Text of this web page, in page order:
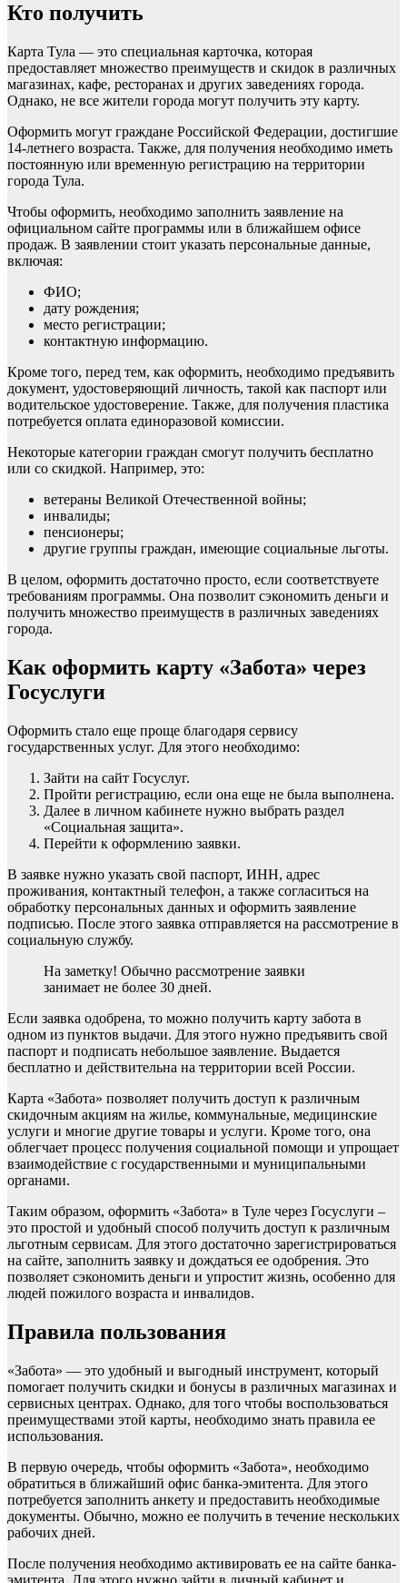
Кто получить
Карта Тула — это специальная карточка, которая
предоставляет множество преимуществ и скидок в различных
магазинах, кафе, ресторанах и других заведениях города.
Однако, не все жители города могут получить эту карту.
Оформить могут граждане Российской Федерации, достигшие
14-летнего возраста. Также, для получения необходимо иметь
постоянную или временную регистрацию на территории
города Тула.
Чтобы оформить, необходимо заполнить заявление на
официальном сайте программы или в ближайшем офисе
продаж. В заявлении стоит указать персональные данные,
включая:
ФИО;
дату рождения;
место регистрации;
контактную информацию.
Кроме того, перед тем, как оформить, необходимо предъявить
документ, удостоверяющий личность, такой как паспорт или
водительское удостоверение. Также, для получения пластика
потребуется оплата единоразовой комиссии.
Некоторые категории граждан смогут получить бесплатно
или со скидкой. Например, это:
ветераны Великой Отечественной войны;
инвалиды;
пенсионеры;
другие группы граждан, имеющие социальные льготы.
В целом, оформить достаточно просто, если соответствуете
требованиям программы. Она позволит сэкономить деньги и
получить множество преимуществ в различных заведениях
города.
Как оформить карту «Забота» через
Госуслуги
Оформить стало еще проще благодаря сервису
государственных услуг. Для этого необходимо:
Зайти на сайт Госуслуг.
Пройти регистрацию, если она еще не была выполнена.
Далее в личном кабинете нужно выбрать раздел
«Социальная защита».
Перейти к оформлению заявки.
В заявке нужно указать свой паспорт, ИНН, адрес
проживания, контактный телефон, а также согласиться на
обработку персональных данных и оформить заявление
подписью. После этого заявка отправляется на рассмотрение в
социальную службу.
На заметку! Обычно рассмотрение заявки
занимает не более 30 дней.
Если заявка одобрена, то можно получить карту забота в
одном из пунктов выдачи. Для этого нужно предъявить свой
паспорт и подписать небольшое заявление. Выдается
бесплатно и действительна на территории всей России.
Карта «Забота» позволяет получить доступ к различным
скидочным акциям на жилье, коммунальные, медицинские
услуги и многие другие товары и услуги. Кроме того, она
облегчает процесс получения социальной помощи и упрощает
взаимодействие с государственными и муниципальными
органами.
Таким образом, оформить «Забота» в Туле через Госуслуги –
это простой и удобный способ получить доступ к различным
льготным сервисам. Для этого достаточно зарегистрироваться
на сайте, заполнить заявку и дождаться ее одобрения. Это
позволяет сэкономить деньги и упростит жизнь, особенно для
людей пожилого возраста и инвалидов.
Правила пользования
«Забота» — это удобный и выгодный инструмент, который
помогает получить скидки и бонусы в различных магазинах и
сервисных центрах. Однако, для того чтобы воспользоваться
преимуществами этой карты, необходимо знать правила ее
использования.
В первую очередь, чтобы оформить «Забота», необходимо
обратиться в ближайший офис банка-эмитента. Для этого
потребуется заполнить анкету и предоставить необходимые
документы. Обычно, можно ее получить в течение нескольких
рабочих дней.
После получения необходимо активировать ее на сайте банка-
эмитента. Для этого нужно зайти в личный кабинет и